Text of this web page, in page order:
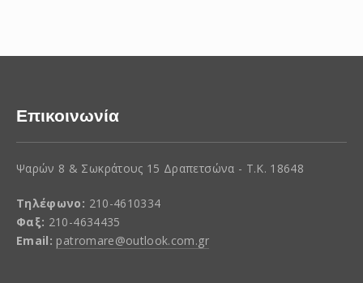
Επικοινωνία
Ψαρών 8 & Σωκράτους 15 Δραπετσώνα - Τ.Κ. 18648
Τηλέφωνο: 210-4610334
Φαξ: 210-4634435
Email: patromare@outlook.com.gr